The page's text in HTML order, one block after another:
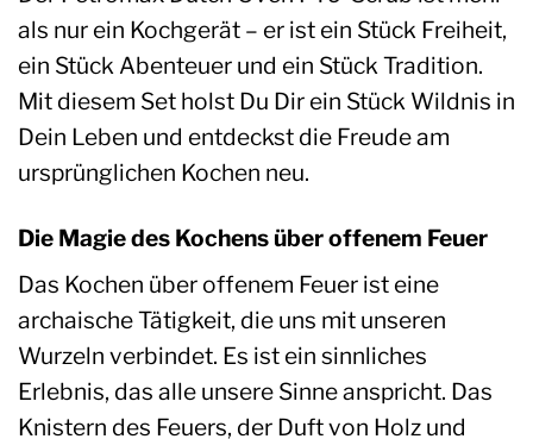
als nur ein Kochgerät – er ist ein Stück Freiheit,
ein Stück Abenteuer und ein Stück Tradition.
Mit diesem Set holst Du Dir ein Stück Wildnis in
Dein Leben und entdeckst die Freude am
ursprünglichen Kochen neu.
Die Magie des Kochens über offenem Feuer
Das Kochen über offenem Feuer ist eine
archaische Tätigkeit, die uns mit unseren
Wurzeln verbindet. Es ist ein sinnliches
Erlebnis, das alle unsere Sinne anspricht. Das
Knistern des Feuers, der Duft von Holz und